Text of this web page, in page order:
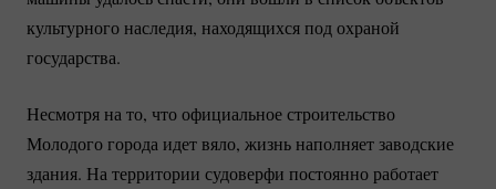
культурного наследия, находящихся под охраной
государства.
Несмотря на то, что официальное строительство
Молодого города идет вяло, жизнь наполняет заводские
здания. На территории судоверфи постоянно работает